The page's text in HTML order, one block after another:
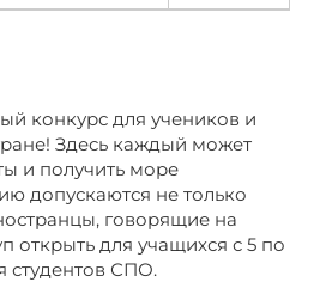
конкурс для учеников и
Здесь каждый может
и получить море
допускаются не только
говорящие на
открыть для учащихся с 5 по
студентов СПО.